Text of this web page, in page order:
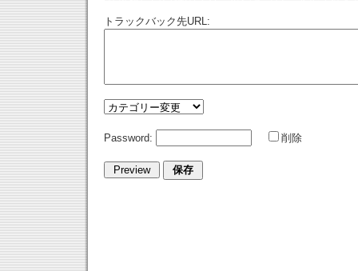
トラックバック先URL:
Password: 削除